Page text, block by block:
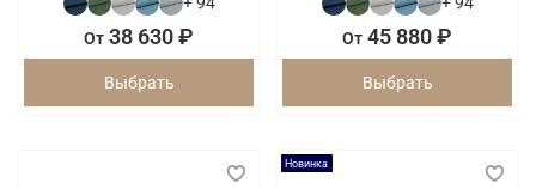
От 38 630 ₽
Выбрать
От 45 880 ₽
Выбрать
Новинка